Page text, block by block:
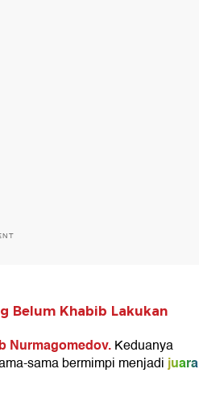
Belum Khabib Lakukan
Nurmagomedov.Keduanya
sama bermimpi menjadijuara